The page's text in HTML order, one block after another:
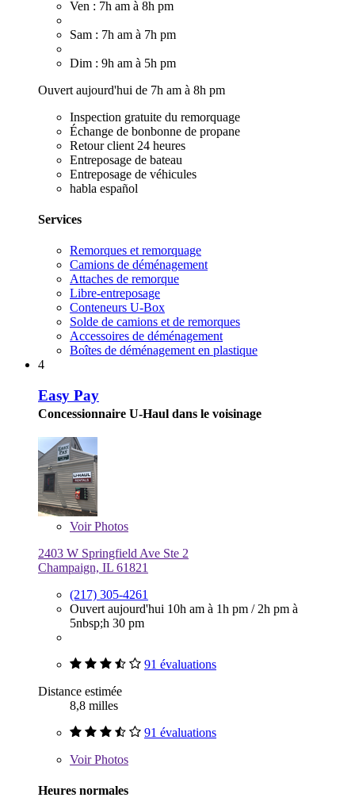
Ven : 7h am à 8h pm
Sam : 7h am à 7h pm
Dim : 9h am à 5h pm
Ouvert aujourd'hui de 7h am à 8h pm
Inspection gratuite du remorquage
Échange de bonbonne de propane
Retour client 24 heures
Entreposage de bateau
Entreposage de véhicules
habla español
Services
Remorques et remorquage
Camions de déménagement
Attaches de remorque
Libre-entreposage
Conteneurs U-Box
Solde de camions et de remorques
Accessoires de déménagement
Boîtes de déménagement en plastique
4
Easy Pay
Concessionnaire U-Haul dans le voisinage
VoirPhotos
2403 W Springfield Ave Ste 2
Champaign, IL 61821
(217) 305-4261
Ouvert aujourd'hui 10h am à 1h pm / 2h pm à
5nbsp;h 30 pm
91 évaluations
Distance estimée
8,8 milles
91 évaluations
VoirPhotos
Heures normales